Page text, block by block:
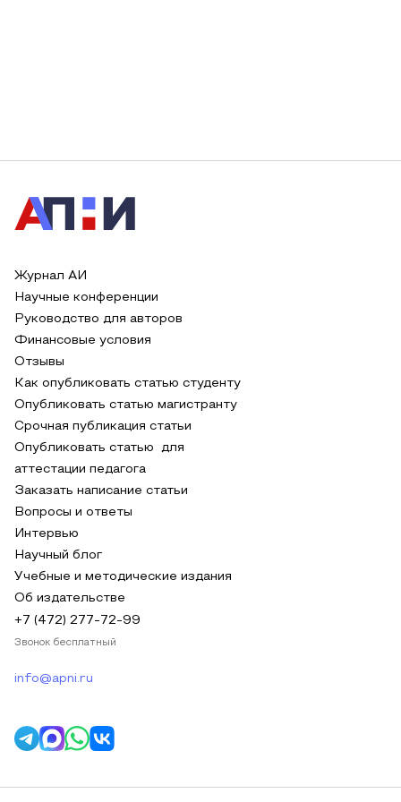
Журнал АИ
Научные конференции
Руководство для авторов
Финансовые условия
Отзывы
Как опубликовать статью студенту
Опубликовать статью магистранту
Срочная публикация статьи
Опубликовать статью для
аттестации педагога
Заказать написание статьи
Вопросы и ответы
Интервью
Научный блог
Учебные и методические издания
Об издательстве
+7 (472) 277-72-99
Звонок бесплатный
info@apni.ru